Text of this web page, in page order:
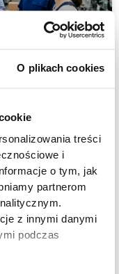
O plikach cookies
treści
i
o tym, jak
partnerom
z innymi danymi
podczas
dynamika
najbardziej
staje